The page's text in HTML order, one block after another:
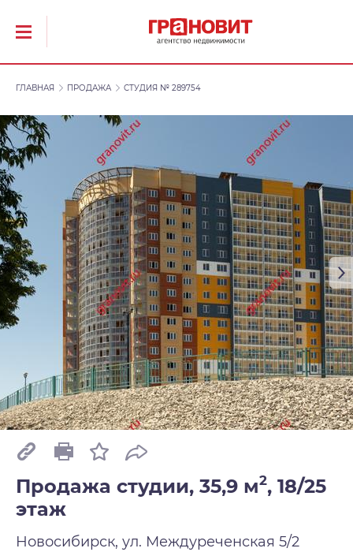
ГЛАВНАЯ ПРОДАЖА СТУДИЯ № 289754
Продажа студии, 35,9 м2, 18/25
этаж
Новосибирск, ул. Междуреченская 5/2